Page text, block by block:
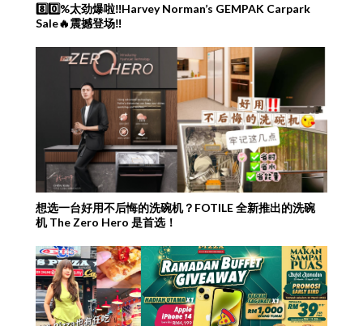
8️⃣0️⃣%太劲爆啦‼️Harvey Norman’s GEMPAK Carpark
Sale🔥震撼登场‼️
想选一台好用不后悔的洗碗机？FOTILE 全新推出的洗碗
机 The Zero Hero 是首选！